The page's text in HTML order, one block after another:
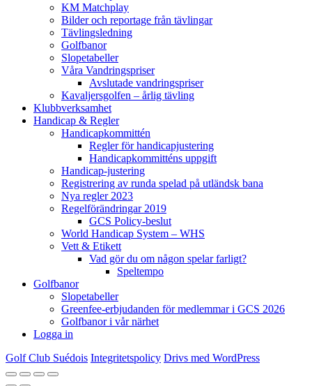
KM Matchplay
Bilder och reportage från tävlingar
Tävlingsledning
Golfbanor
Slopetabeller
Våra Vandringspriser
Avslutade vandringspriser
Kavaljersgolfen – årlig tävling
Klubbverksamhet
Handicap & Regler
Handicapkommittén
Regler för handicapjustering
Handicapkommitténs uppgift
Handicap-justering
Registrering av runda spelad på utländsk bana
Nya regler 2023
Regelförändringar 2019
GCS Policy-beslut
World Handicap System – WHS
Vett & Etikett
Vad gör du om någon spelar farligt?
Speltempo
Golfbanor
Slopetabeller
Greenfee-erbjudanden för medlemmar i GCS 2026
Golfbanor i vår närhet
Logga in
Golf Club Suédois Integritetspolicy Drivs med WordPress